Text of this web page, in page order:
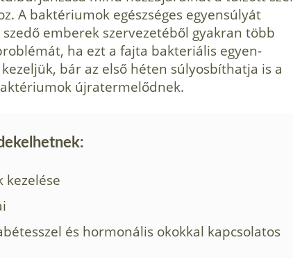
A bak­tériumok egészséges egyensúlyát
emberek szervezetéből gyakran több
ha ezt a fajta bakteriális egyen­
bár az első héten súlyosbíthatja is a
újratermelődnek.
és hormonális okokkal kapcsolatos